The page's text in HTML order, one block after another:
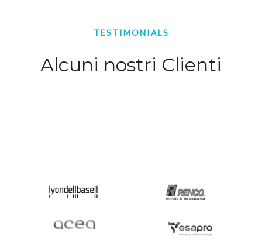
TESTIMONIALS
Alcuni nostri Clienti